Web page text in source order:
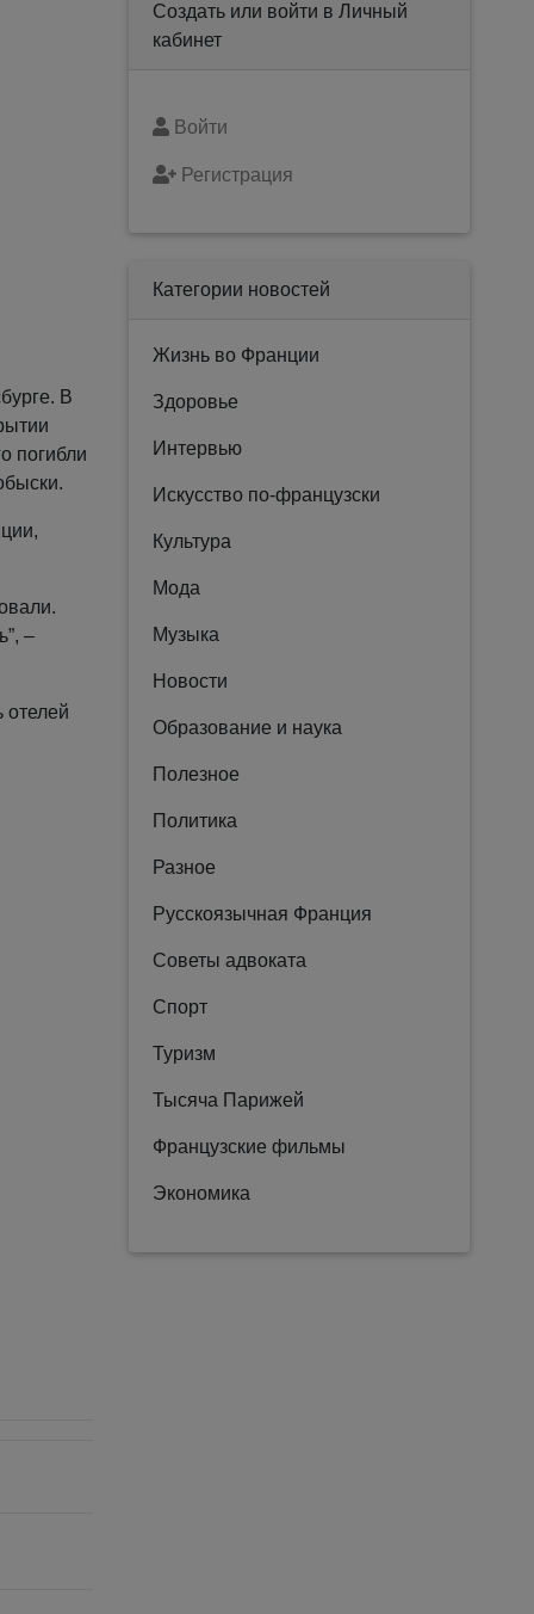
В
погибли
–
Создать или войти в Личный
кабинет
Войти
Регистрация
Категории новостей
Жизнь во Франции
Здоровье
Интервью
Искусство по-французски
Культура
Мода
Музыка
Новости
Образование и наука
Полезное
Политика
Разное
Русскоязычная Франция
Советы адвоката
Спорт
Туризм
Тысяча Парижей
Французские фильмы
Экономика